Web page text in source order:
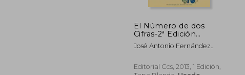
El Número de dos
Cifras-2ª Edición
(Ciudad de las Ciencias)
José Antonio Fernández
Editorial Ccs, 2013, 1 Edición,